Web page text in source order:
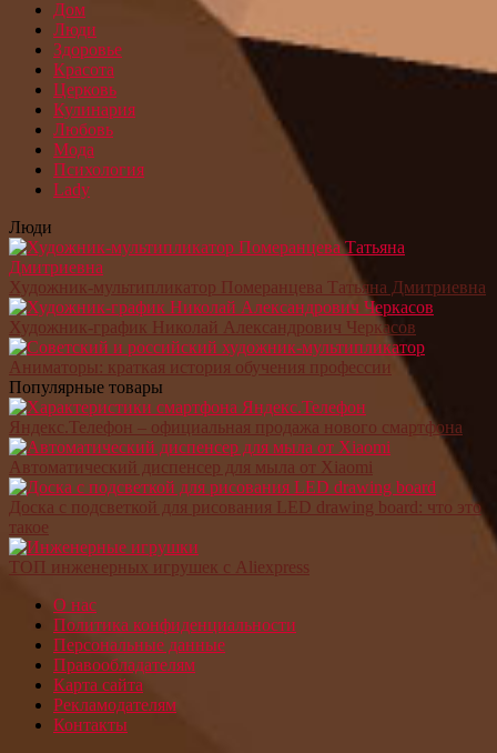
Дом
Люди
Здоровье
Красота
Церковь
Кулинария
Любовь
Мода
Психология
Lady
Люди
Художник-мультипликатор Померанцева Татьяна Дмитриевна
Художник-график Николай Александрович Черкасов
Аниматоры: краткая история обучения профессии
Популярные товары
Яндекс.Телефон – официальная продажа нового смартфона
Автоматический диспенсер для мыла от Xiaomi
Доска с подсветкой для рисования LED drawing board: что это
такое
ТОП инженерных игрушек с Aliexpress
О нас
Политика конфиденциальности
Персональные данные
Правообладателям
Карта сайта
Рекламодателям
Контакты